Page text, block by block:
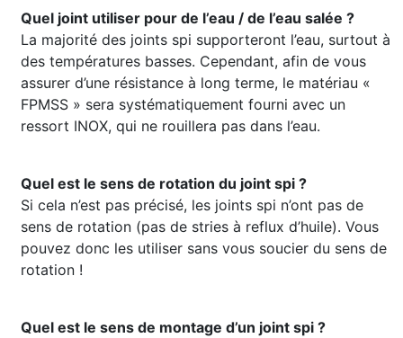
Quel joint utiliser pour de l’eau / de l’eau salée ?
La majorité des joints spi supporteront l’eau, surtout à
des températures basses. Cependant, afin de vous
assurer d’une résistance à long terme, le matériau «
FPMSS » sera systématiquement fourni avec un
ressort INOX, qui ne rouillera pas dans l’eau.
Quel est le sens de rotation du joint spi ?
Si cela n’est pas précisé, les joints spi n’ont pas de
sens de rotation (pas de stries à reflux d’huile). Vous
pouvez donc les utiliser sans vous soucier du sens de
rotation !
Quel est le sens de montage d’un joint spi ?